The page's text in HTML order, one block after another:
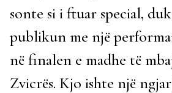
sonte si i ftuar special,
publikun me një
në finalen e madhe të
Zvicrës. Kjo ishte një